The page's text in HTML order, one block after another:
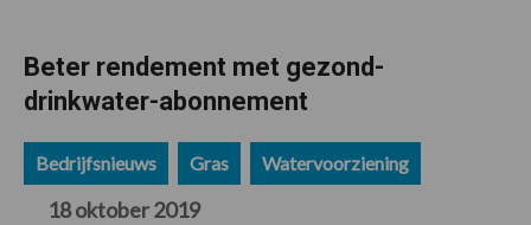
Beter rendement met gezond-
drinkwater-abonnement
Bedrijfsnieuws Gras Watervoorziening
18 oktober 2019